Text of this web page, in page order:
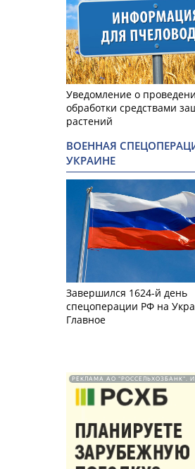
Уведомление о
обработки средствами
растений
ВОЕННАЯ
УКРАИНЕ
Завершился 1624-й день
спецоперации РФ на
Главное
РЕКЛАМА АО "РОССЕЛЬХОЗБАНК".